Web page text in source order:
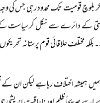
قومیت تک محدود رہی جس کی وجہ
پرستی کے دائرے سے نکل کر
مختلف علاقائی قوم پرستانہ
ہمیں ہمیشہ اختلاف رہا ہے لیکن